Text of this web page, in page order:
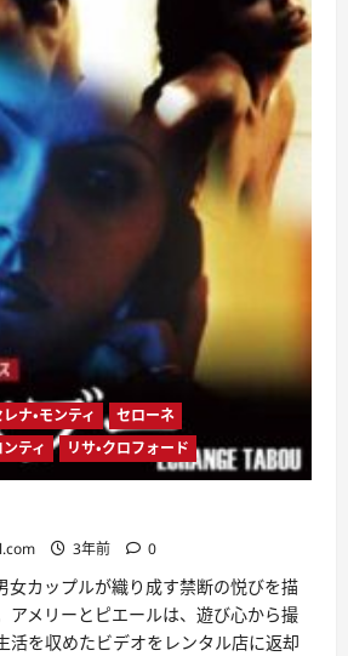
ナ・モンティ
セローネ
ティ
リサ・クロフォード
3年前 0
女カップルが織り成す禁断の悦びを描
アメリーとピエールは、遊び心から撮
活を収めたビデオをレンタル店に返却